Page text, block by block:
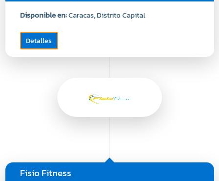
Disponible en:Caracas, Distrito Capital
Detalles
Fisio Fitness